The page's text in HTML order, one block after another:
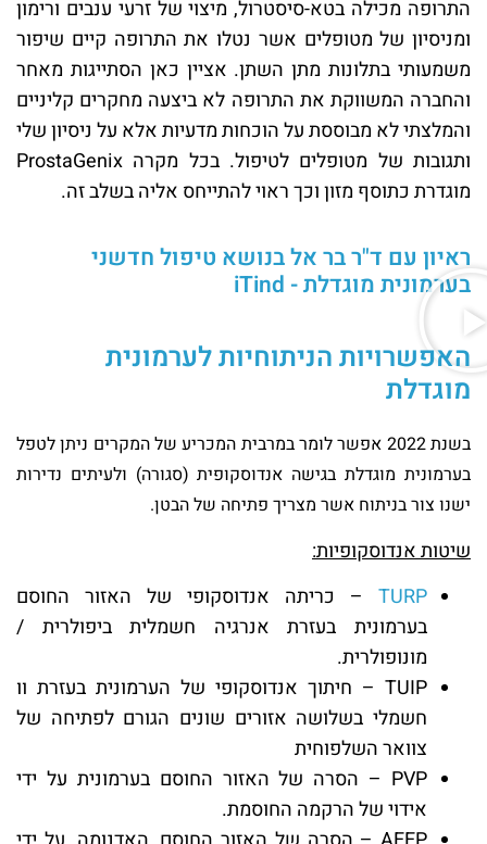
התרופה מכילה בטא-סיסטרול, מיצוי של זרעי ענבים ורימון
ומניסיון של מטופלים אשר נטלו את התרופה קיים שיפור
משמעותי בתלונות מתן השתן. אציין כאן הסתייגות מאחר
והחברה המשווקת את התרופה לא ביצעה מחקרים קליניים
והמלצתי לא מבוססת על הוכחות מדעיות אלא על ניסיון שלי
ותגובות של מטופלים לטיפול. בכל מקרה ProstaGenix
מוגדרת כתוסף מזון וכך ראוי להתייחס אליה בשלב זה.
ראיון עם ד"ר בר אל בנושא טיפול חדשני
בערמונית מוגדלת - iTind
האפשרויות הניתוחיות לערמונית
מוגדלת
בשנת 2022 אפשר לומר במרבית המכריע של המקרים ניתן לטפל
בערמונית מוגדלת בגישה אנדוסקופית (סגורה) ולעיתים נדירות
ישנו צור בניתוח אשר מצריך פתיחה של הבטן.
שיטות אנדוסקופיות:
TURP – כריתה אנדוסקופי של האזור החוסם
בערמונית בעזרת אנרגיה חשמלית ביפולרית /
מונופולרית.
TUIP – חיתוך אנדוסקופי של הערמונית בעזרת וו
חשמלי בשלושה אזורים שונים הגורם לפתיחה של
צוואר השלפוחית
PVP – הסרה של האזור החוסם בערמונית על ידי
אידוי של הרקמה החוסמת.